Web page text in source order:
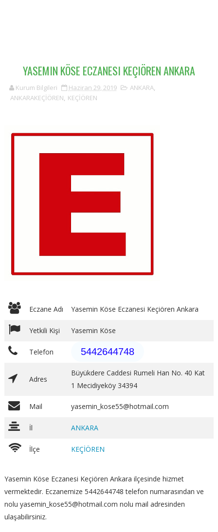
YASEMIN KÖSE ECZANESI KEÇIÖREN ANKARA
Kurum Bilgileri Haziran 29, 2019 ANKARA,
ANKARAKEÇİÖREN, KEÇİÖREN
Eczane Adı Yasemin Köse Eczanesi Keçiören Ankara
Yetkili Kişi Yasemin Köse
Telefon 5442644748
Adres
Büyükdere Caddesi Rumeli Han No. 40 Kat
1 Mecidiyeköy 34394
Mail yasemin_kose55@hotmail.com
İl ANKARA
İlçe KEÇİÖREN
Yasemin Köse Eczanesi Keçiören Ankara ilçesinde hizmet
vermektedir. Eczanemize 5442644748 telefon numarasından ve
nolu yasemin_kose55@hotmail.com nolu mail adresinden
ulaşabilirsiniz.